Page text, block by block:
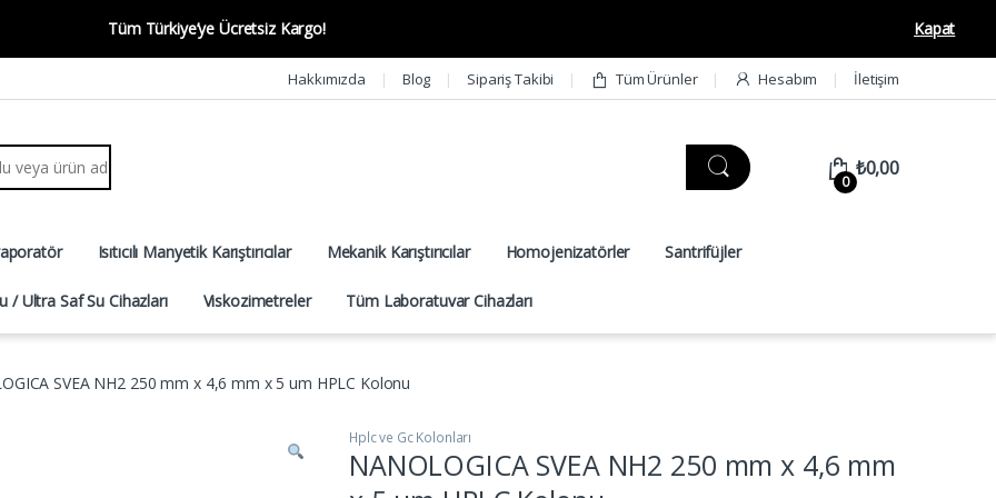
Tüm Türkiye’ye Ücretsiz Kargo!
Kapat
Hakkımızda Blog Sipariş Takibi Tüm Ürünler Hesabım İletişim
0
₺0,00
Isıtıcılı Manyetik Karıştırıcılar Mekanik Karıştırıcılar Homojenizatörler Santrifüjler
/ Ultra Saf Su Cihazları Viskozimetreler Tüm Laboratuvar Cihazları
SVEA NH2 250 mm x 4,6 mm x 5 um HPLC Kolonu
Hplc ve Gc Kolonları
NANOLOGICA SVEA NH2 250 mm x 4,6 mm